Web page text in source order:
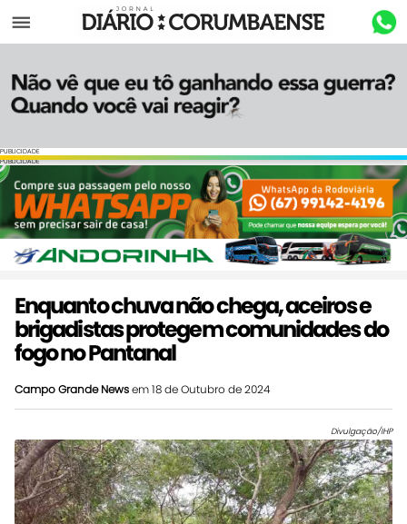
Menu
PUBLICIDADE
PUBLICIDADE
Enquanto chuva não chega, aceiros e
brigadistas protegem comunidades do
fogo no Pantanal
Campo Grande Newsem 18 de Outubro de 2024
Divulgação/IHP